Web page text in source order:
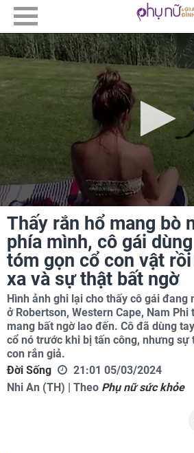
Thấy rắn hổ mang bò
phía mình, cô gái
tóm gọn cổ con vật
xa và sự thật bất ngờ
Hình ảnh ghi lại cho thấy cô gái đang
ở Robertson, Western Cape, Nam
mang bất ngờ lao đến. Cô đã dùng
cổ nó trước khi bị tấn công, nhưng
con rắn giả.
Đời Sống
21:01 05/03/2024
Nhi An (TH) | Theo Phụ nữ sức khỏe